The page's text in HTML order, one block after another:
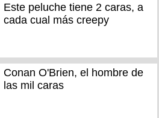
Este peluche tiene 2 caras, a
cada cual más creepy
Conan O'Brien, el hombre de
las mil caras